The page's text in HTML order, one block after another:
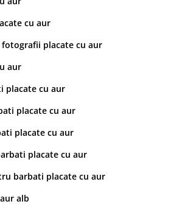
cu aur
placate cu aur
aur
placate cu aur
placate cu aur
placate cu aur
placate cu aur
barbati placate cu aur
alb